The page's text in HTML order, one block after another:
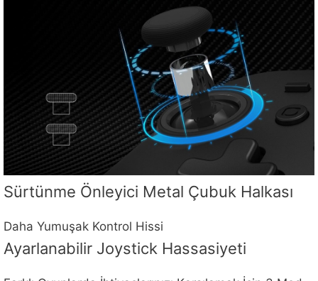
Sürtünme Önleyici Metal Çubuk Halkası
Daha Yumuşak Kontrol Hissi
Ayarlanabilir Joystick Hassasiyeti